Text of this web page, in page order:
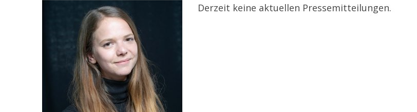
Derzeit keine aktuellen Pressemitteilungen.